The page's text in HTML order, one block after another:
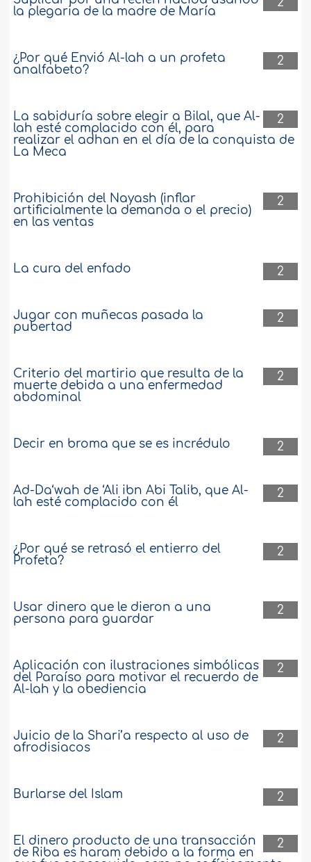
la plegaria de la madre de María
2
¿Por qué Envió Al-lah a un profeta
analfabeto?
2
La sabiduría sobre elegir a Bilal, que Al-
lah esté complacido con él, para
realizar el adhan en el día de la conquista de
La Meca
2
Prohibición del Nayash (inflar
artificialmente la demanda o el precio)
en las ventas
2
La cura del enfado
2
Jugar con muñecas pasada la
pubertad
2
Criterio del martirio que resulta de la
muerte debida a una enfermedad
abdominal
2
Decir en broma que se es incrédulo
2
Ad-Da‘wah de ‘Ali ibn Abi Talib, que Al-
lah esté complacido con él
2
¿Por qué se retrasó el entierro del
Profeta?
2
Usar dinero que le dieron a una
persona para guardar
2
Aplicación con ilustraciones simbólicas
del Paraíso para motivar el recuerdo de
Al-lah y la obediencia
2
Juicio de la Shari’a respecto al uso de
afrodisiacos
2
Burlarse del Islam
2
El dinero producto de una transacción
de Riba es haram debido a la forma en